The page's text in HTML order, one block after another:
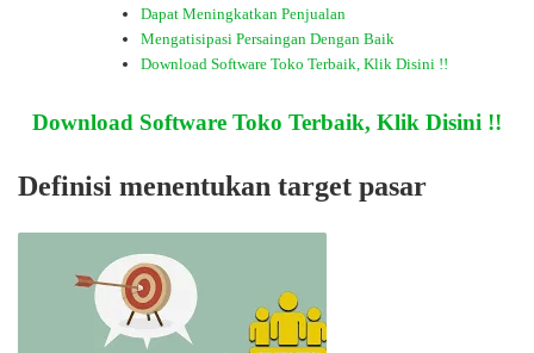
Dapat Meningkatkan Penjualan
Mengatisipasi Persaingan Dengan Baik
Download Software Toko Terbaik, Klik Disini !!
Download Software Toko Terbaik, Klik Disini !!
Definisi menentukan target pasar